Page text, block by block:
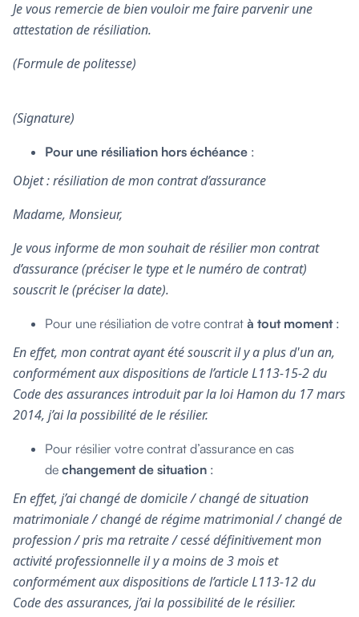
Je vous remercie de bien vouloir me faire parvenir une
attestation de résiliation.
(Formule de politesse)
(Signature)
Pour une résiliation hors échéance :
Objet : résiliation de mon contrat d’assurance
Madame, Monsieur,
Je vous informe de mon souhait de résilier mon contrat
d’assurance (préciser le type et le numéro de contrat)
souscrit le (préciser la date).
Pour une résiliation de votre contrat à tout moment:
En effet, mon contrat ayant été souscrit il y a plus d'un an,
conformément aux dispositions de l’article L113-15-2 du
Code des assurances introduit par la loi Hamon du 17 mars
2014, j’ai la possibilité de le résilier.
Pour résilier votre contrat d’assurance en cas
de changement de situation :
En effet, j’ai changé de domicile / changé de situation
matrimoniale / changé de régime matrimonial / changé de
profession / pris ma retraite / cessé définitivement mon
activité professionnelle il y a moins de 3 mois et
conformément aux dispositions de l’article L113-12 du
Code des assurances, j’ai la possibilité de le résilier.